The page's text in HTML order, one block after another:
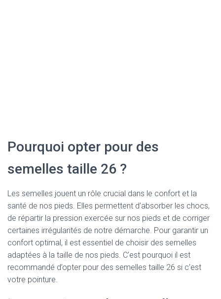
Pourquoi opter pour des
semelles taille 26 ?
Les semelles jouent un rôle crucial dans le confort et la
santé de nos pieds. Elles permettent d’absorber les chocs,
de répartir la pression exercée sur nos pieds et de corriger
certaines irrégularités de notre démarche. Pour garantir un
confort optimal, il est essentiel de choisir des semelles
adaptées à la taille de nos pieds. C’est pourquoi il est
recommandé d’opter pour des semelles taille 26 si c’est
votre pointure.